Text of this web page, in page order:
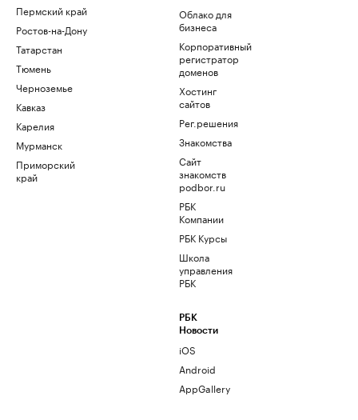
Пермский край
Ростов-на-Дону
Татарстан
Тюмень
Черноземье
Кавказ
Карелия
Мурманск
Приморский
край
Облако для
бизнеса
Корпоративный
регистратор
доменов
Хостинг
сайтов
Рег.решения
Знакомства
Сайт
знакомств
podbor.ru
РБК
Компании
РБК Курсы
Школа
управления
РБК
РБК
Новости
iOS
Android
AppGallery